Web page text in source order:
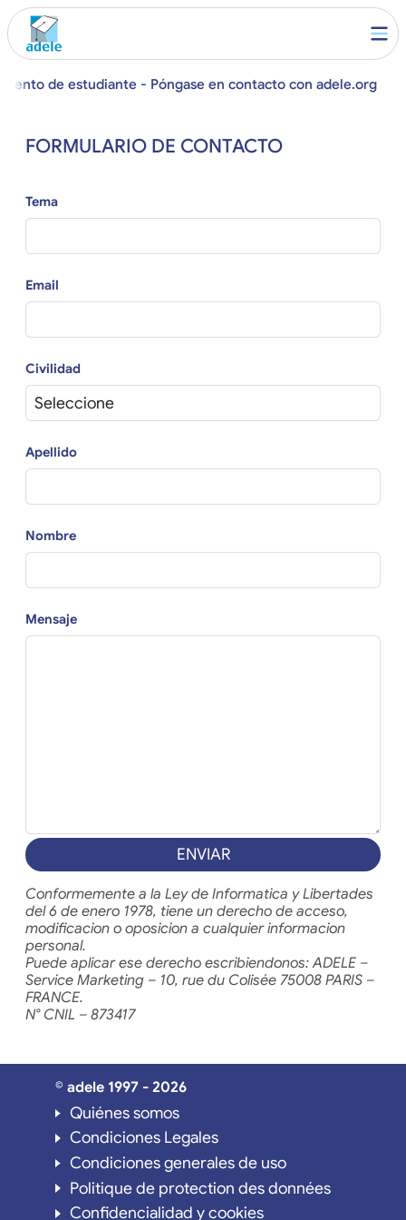
de estudiante - Póngase en contacto con adele.org
FORMULARIO DE CONTACTO
Tema
Email
Civilidad
Apellido
Nombre
Mensaje
ENVIAR
Conformemente a la Ley de Informatica y Libertades
del 6 de enero 1978, tiene un derecho de acceso,
modificacion o oposicion a cualquier informacion
personal.
Puede aplicar ese derecho escribiendonos: ADELE –
Service Marketing – 10, rue du Colisée 75008 PARIS –
FRANCE.
N° CNIL – 873417
© adele 1997 - 2026
Quiénes somos
Condiciones Legales
Condiciones generales de uso
Politique de protection des données
Confidencialidad y cookies